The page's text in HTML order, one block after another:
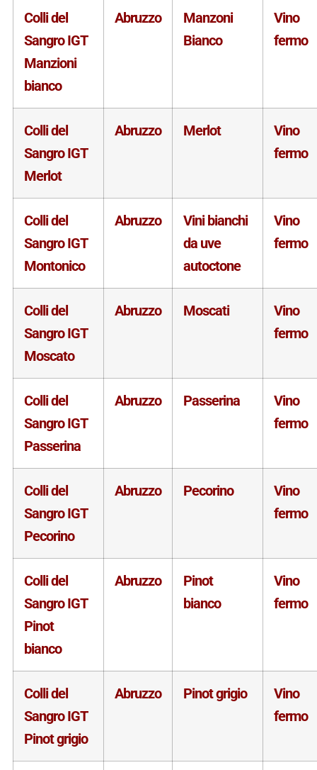
Colli del
Sangro IGT
Manzioni
bianco
Abruzzo
Manzoni
Bianco
Vino
fermo
Colli del
Sangro IGT
Merlot
Abruzzo Merlot
Vino
fermo
Colli del
Sangro IGT
Montonico
Abruzzo
Vini bianchi
da uve
autoctone
Vino
fermo
Colli del
Sangro IGT
Moscato
Abruzzo Moscati
Vino
fermo
Colli del
Sangro IGT
Passerina
Abruzzo Passerina
Vino
fermo
Colli del
Sangro IGT
Pecorino
Abruzzo Pecorino
Vino
fermo
Colli del
Sangro IGT
Pinot
bianco
Abruzzo
Pinot
bianco
Vino
fermo
Colli del
Sangro IGT
Pinot grigio
Abruzzo Pinot grigio
Vino
fermo